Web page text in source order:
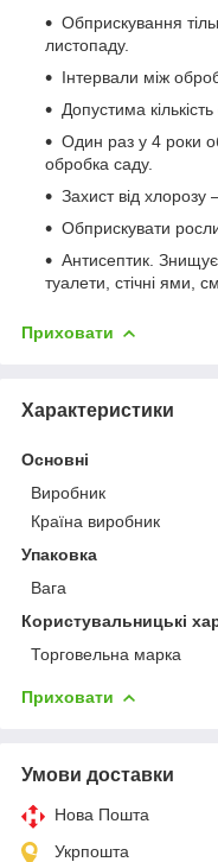
Обприскування
листопаду.
Інтервали між
Допустима
Один раз у 4 роки
обробка саду.
Захист від хлорозу
Обприскувати
Антисептик. Знищує
туалети, стічні ями,
Приховати
Характеристики
Основні
Виробник
Країна виробник
Упаковка
Вага
Користувальницькі
Торговельна марка
Приховати
Умови доставки
Нова Пошта
Укрпошта